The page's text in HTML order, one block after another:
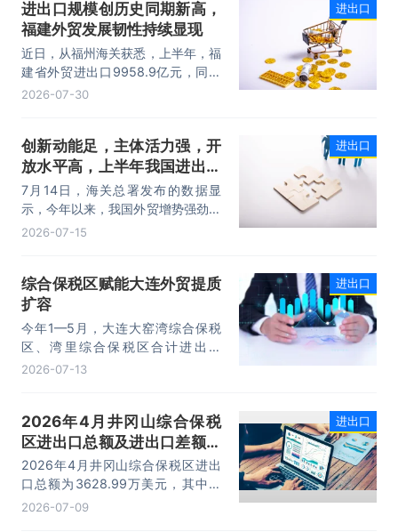
品为代表的高附加值产品出口占比显
著提升，成为外贸提质增效的核心引
擎，为加快建设贸易强国注入了强劲
动力。
进出口规模创历史同期新高，
福建外贸发展韧性持续显现
近日，从福州海关获悉，上半年，福
建省外贸进出口9958.9亿元，同比
增长8.2%。其中，出口5740.1亿
进口规模均创历史同期新高，外贸运
行呈现“稳中有进，进中提质”的良好
态势。
2026-07-30
进出口
创新动能足，主体活力强，开
放水平高，上半年我国进出口
规模首次突破25万亿元
7月14日，海关总署发布的数据显
示，今年以来，我国外贸增势强劲、
走势稳健。据海关统计，今年上半
14.73万亿元，增长13.4%，进口
10.74万亿元，增长22.1%。
2026-07-15
进出口
综合保税区赋能大连外贸提质
扩容
今年1—5月，大连大窑湾综合保税
区、湾里综合保税区合计进出口
332.22亿元，同比增长21%，占大
台。
2026-07-13
进出口
2026年4月井冈山综合保税
区进出口总额及进出口差额统
计分析
2026年4月井冈山综合保税区进出
口总额为3628.99万美元，其中：
出口额为1562.95万美元，进口额为
2026-07-09
进出口